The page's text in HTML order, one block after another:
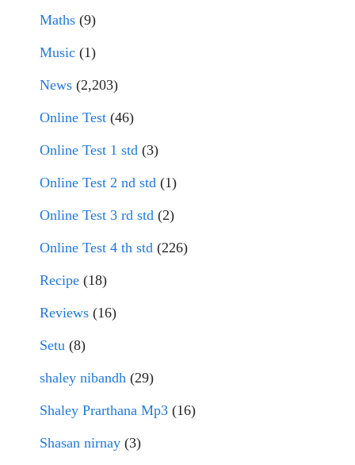
Maths (9)
Music (1)
News (2,203)
Online Test (46)
Online Test 1 std (3)
Online Test 2 nd std (1)
Online Test 3 rd std (2)
Online Test 4 th std (226)
Recipe (18)
Reviews (16)
Setu (8)
shaley nibandh (29)
Shaley Prarthana Mp3 (16)
Shasan nirnay (3)